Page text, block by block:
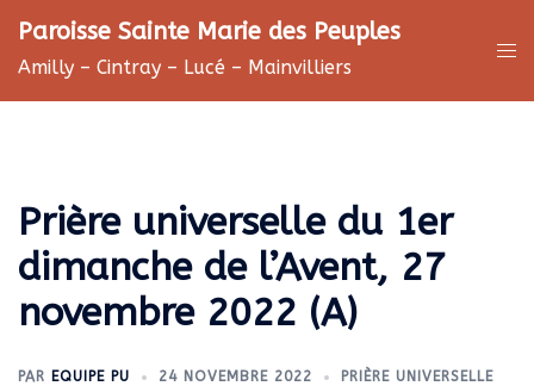
au
contenu
Paroisse Sainte Marie des Peuples
Amilly – Cintray – Lucé – Mainvilliers
Prière universelle du 1er
dimanche de l’Avent, 27
novembre 2022 (A)
PAR EQUIPE PU 24 NOVEMBRE 2022 PRIÈRE UNIVERSELLE